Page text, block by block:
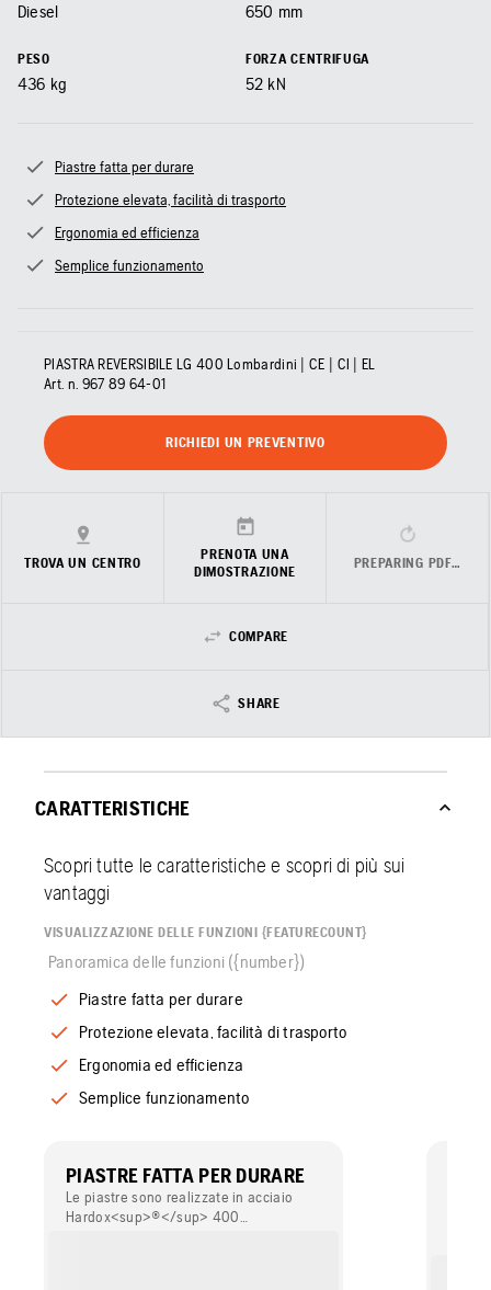
Diesel 650 mm
PESO
436 kg
FORZA CENTRIFUGA
52 kN
Piastre fatta per durare
Protezione elevata, facilità di trasporto
Ergonomia ed efficienza
Semplice funzionamento
PIASTRA REVERSIBILE LG 400 Lombardini | CE | CI | EL
Art. n. 967 89 64‑01
RICHIEDI UN PREVENTIVO
TROVA UN CENTRO
PRENOTA UNA
DIMOSTRAZIONE
PREPARING PDF…
COMPARE
SHARE
CARATTERISTICHE
Scopri tutte le caratteristiche e scopri di più sui
vantaggi
VISUALIZZAZIONE DELLE FUNZIONI {FEATURECOUNT}
Panoramica delle funzioni ({number})
Piastre fatta per durare
Protezione elevata, facilità di trasporto
Ergonomia ed efficienza
Semplice funzionamento
PIASTRE FATTA PER DURARE
Le piastre sono realizzate in acciaio
Hardox<sup>®</sup> 400